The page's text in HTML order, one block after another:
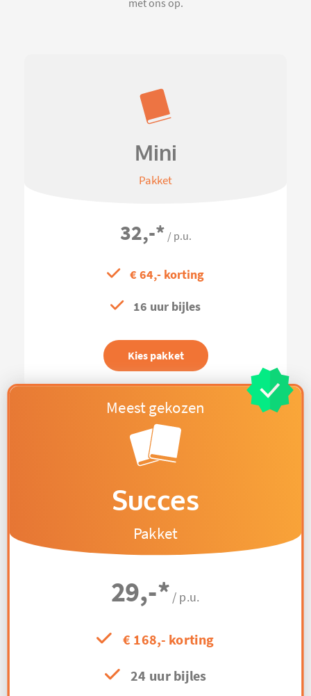
met ons op.
Mini
Pakket
32,-* / p.u.
€ 64,- korting
16 uur bijles
Kies pakket
Succes
Pakket
29,-* / p.u.
€ 168,- korting
24 uur bijles